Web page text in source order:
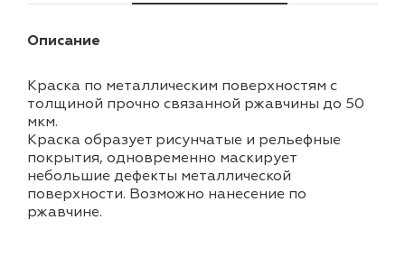
Описание
Краска по металлическим поверхностям с
толщиной прочно связанной ржавчины до 50
мкм.
Краска образует рисунчатые и рельефные
покрытия, одновременно маскирует
небольшие дефекты металлической
поверхности. Возможно нанесение по
ржавчине.